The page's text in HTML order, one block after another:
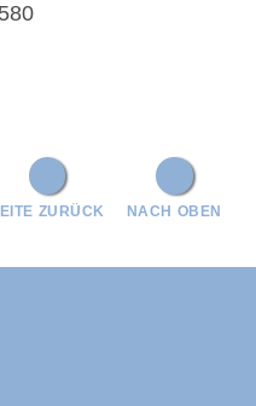
NACH OBEN
ZURÜCK